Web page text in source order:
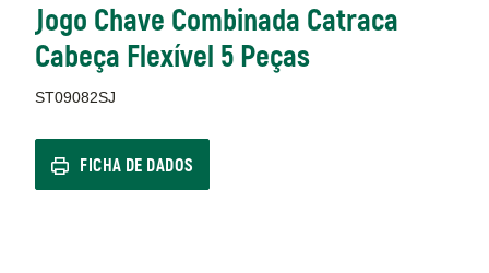
Jogo Chave Combinada Catraca
Cabeça Flexível 5 Peças
ST09082SJ
FICHA DE DADOS